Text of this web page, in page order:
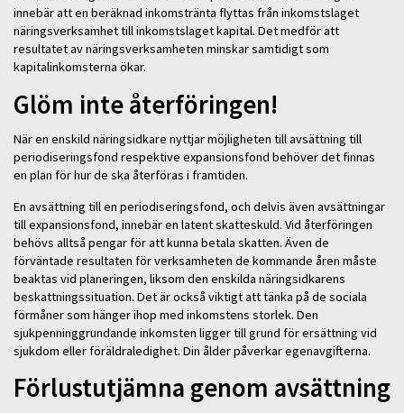
innebär att en beräknad inkomstränta flyttas från inkomstslaget
näringsverksamhet till inkomstslaget kapital. Det medför att
resultatet av näringsverksamheten minskar samtidigt som
kapitalinkomsterna ökar.
Glöm inte återföringen!
När en enskild näringsidkare nyttjar möjligheten till avsättning till
periodiseringsfond respektive expansionsfond behöver det finnas
en plan för hur de ska återföras i framtiden.
En avsättning till en periodiseringsfond, och delvis även avsättningar
till expansionsfond, innebär en latent skatteskuld. Vid återföringen
behövs alltså pengar för att kunna betala skatten. Även de
förväntade resultaten för verksamheten de kommande åren måste
beaktas vid planeringen, liksom den enskilda näringsidkarens
beskattningssituation. Det är också viktigt att tänka på de sociala
förmåner som hänger ihop med inkomstens storlek. Den
sjukpenninggrundande inkomsten ligger till grund för ersättning vid
sjukdom eller föräldraledighet. Din ålder påverkar egenavgifterna.
Förlustutjämna genom avsättning